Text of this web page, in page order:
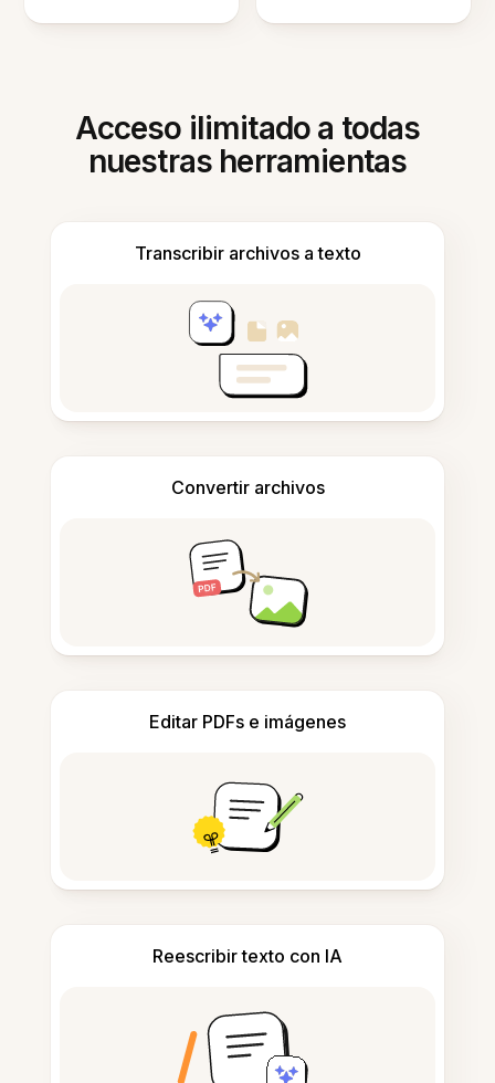
Acceso ilimitado a todas
nuestras herramientas
Transcribir archivos a texto
Convertir archivos
Editar PDFs e imágenes
Reescribir texto con IA